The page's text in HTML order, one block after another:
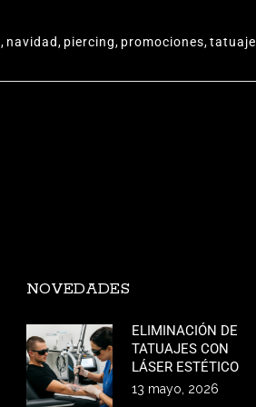
, navidad, piercing, promociones,tatuaje
NOVEDADES
ELIMINACIÓN DE
TATUAJES CON
LÁSER ESTÉTICO
13 mayo, 2026